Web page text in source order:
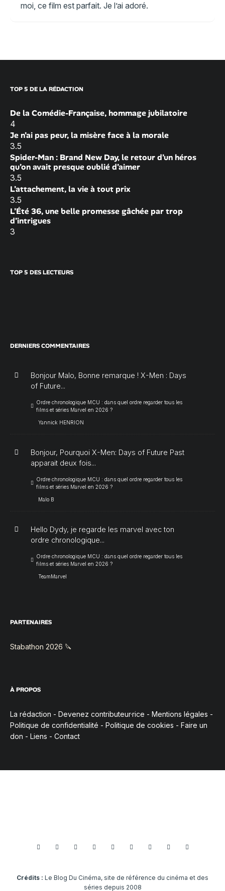
moi, ce film est parfait. Je l’ai adoré.
TOP 5 DE LA RÉDACTION
De la Comédie-Française, hommage jubilatoire
4
Je n’ai pas peur, la misère face à la morale
3.5
Spider-Man : Brand New Day, le retour d’un héros
qu’on avait presque oublié d’aimer
3.5
L’attachement, la vie à tout prix
3.5
L’Été 36, une belle promesse gâchée par trop
d’intrigues
3
TOP 5 DES LECTEURS
DERNIERS COMMENTAIRES
Bonjour Malo, Bonne remarque ! X-Men : Days
of Future...
Ordre chronologique MCU : dans quel ordre regarder tous les
films et séries Marvel en 2026 ?
Yannick HENRION
Bonjour, Pourquoi X-Men: Days of Future Past
apparait deux fois...
Ordre chronologique MCU : dans quel ordre regarder tous les
films et séries Marvel en 2026 ?
Malo B
Hello Dydy, je regarde les marvel avec ton
ordre chronologique...
Ordre chronologique MCU : dans quel ordre regarder tous les
films et séries Marvel en 2026 ?
TeamMarvel
PARTENAIRES
Stabathon 2026 🔪
À PROPOS
La rédaction - Devenez contributeur·rice - Mentions légales -
Politique de confidentialité - Politique de cookies - Faire un
don - Liens - Contact
Crédits : Le Blog Du Cinéma, site de référence du cinéma et des
séries depuis 2008